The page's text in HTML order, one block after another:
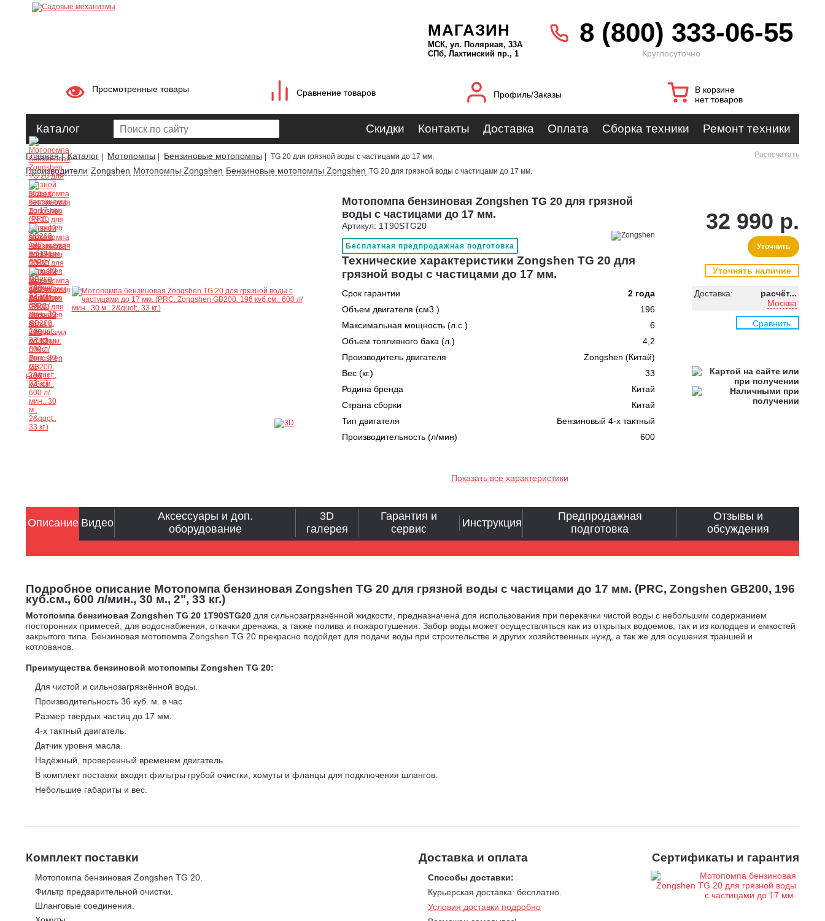
МАГАЗИН
МСК, ул. Полярная, 33А
СПб, Лахтинский пр., 1
8 (800) 333-06-55
Круглосуточно
Просмотренные товары Сравнение товаров Профиль/Заказы
В корзине
нет товаров
Каталог Скидки Контакты Доставка Оплата Сборка техники Ремонт техники
Главная|Каталог Мотопомпы Бензиновые мотопомпы TG 20 для грязной воды с частицами до 17 мм. Распечатать
Производители Zongshen Мотопомпы Zongshen Бензиновые мотопомпы Zongshen TG 20 для грязной воды с частицами до 17 мм.
Ещё 11
Мотопомпа бензиновая Zongshen TG 20 для грязной
воды с частицами до 17 мм.
Артикул: 1T90STG20
Бесплатная предпродажная подготовка
Технические характеристики Zongshen TG 20 для
грязной воды с частицами до 17 мм.
Срок гарантии
2 года
Объем двигателя (см3.)
196
Максимальная мощность (л.с.)
6
Объем топливного бака (л.)
4,2
Производитель двигателя
Zongshen (Китай)
Вес (кг.)
33
Родина бренда
Китай
Страна сборки
Китай
Тип двигателя
Бензиновый 4-х тактный
Производительность (л/мин)
600
Показать все характеристики
32 990 р.
Уточнить
Уточнять наличие
Доставка:
расчёт...
Москва
Сравнить
Подробное описание Мотопомпа бензиновая Zongshen TG 20 для грязной воды с частицами до 17 мм. (PRC, Zongshen GB200, 196
куб.см., 600 л/мин., 30 м., 2", 33 кг.)
Мотопомпа бензиновая Zongshen TG 20 1T90STG20 для сильнозагрязнённой жидкоcти, предназначена для использования при перекачки чистой воды с небольшим содержанием
посторонних примесей, для водоснабжения, откачки дренажа, а также полива и пожаротушения. Забор воды может осуществляться как из открытых водоемов, так и из колодцев и емкостей
закрытого типа. Бензиновая мотопомпа Zongshen TG 20 прекрасно подойдет для подачи воды при строительстве и других хозяйственных нужд, а так же для осушения траншей и
котлованов.
Преимущества бензиновой мотопомпы Zongshen TG 20:
Для чистой и сильнозагрязнённой воды.
Производительность 36 куб. м. в час
Размер твердых частиц до 17 мм.
4-х тактный двигатель.
Датчик уровня масла.
Надёжный, проверенный временем двигатель.
В комплект поставки входят фильтры грубой очистки, хомуты и фланцы для подключения шлангов.
Небольшие габариты и вес.
Комплект поставки
Мотопомпа бензиновая Zongshen TG 20.
Фильтр предварительной очистки.
Шланговые соединения.
Доставка и оплата
Способы доставки:
Курьерская доставка: бесплатно.
Условия доставки подробно
Сертификаты и гарантия
Описание Видео
Аксессуары и доп.
оборудование
3D
галерея
Гарантия и
сервис
Инструкция
Предпродажная
подготовка
Отзывы и
обсуждения